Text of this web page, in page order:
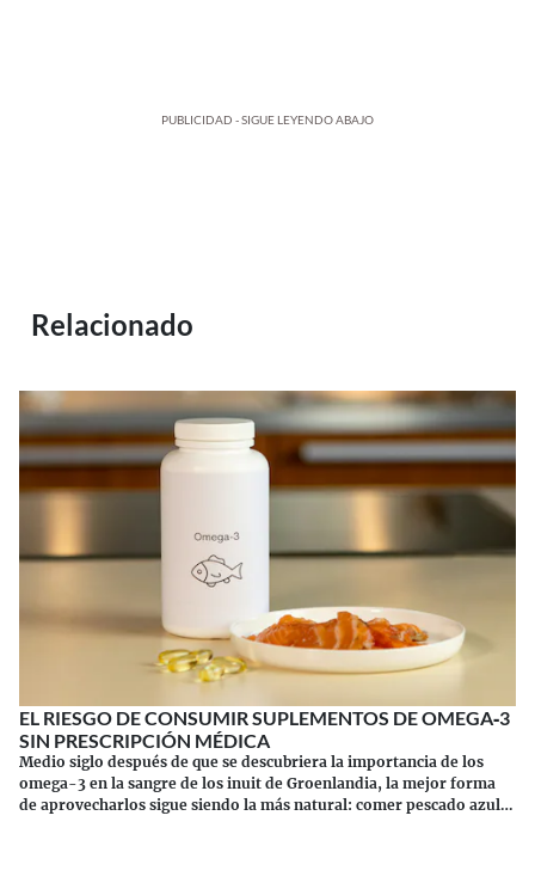
PUBLICIDAD - SIGUE LEYENDO ABAJO
Relacionado
EL RIESGO DE CONSUMIR SUPLEMENTOS DE OMEGA‑3
SIN PRESCRIPCIÓN MÉDICA
Medio siglo después de que se descubriera la importancia de los
omega-3 en la sangre de los inuit de Groenlandia, la mejor forma
de aprovecharlos sigue siendo la más natural: comer pescado azul.